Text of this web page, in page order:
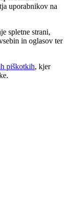
uporabnikov na
spletne strani,
in oglasov ter
piškotkih, kjer